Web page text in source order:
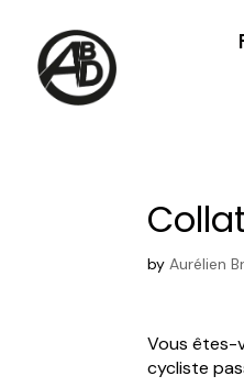
byAurélien
Vous êtes-
cycliste